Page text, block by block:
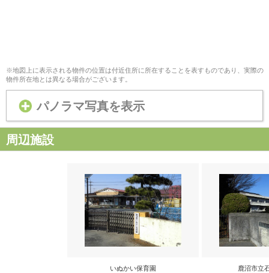
※地図上に表示される物件の位置は付近住所に所在することを表すものであり、実際の
物件所在地とは異なる場合がございます。
パノラマ写真を表示
周辺施設
いぬかい保育園 鹿沼市立